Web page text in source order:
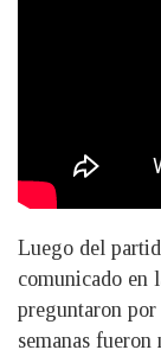
Luego del
comunicado en
preguntaron por
semanas